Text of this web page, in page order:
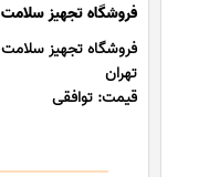
فروشگاه تجهیز سلامت
فروشگاه تجهیز سلامت
تهران
قیمت: توافقی